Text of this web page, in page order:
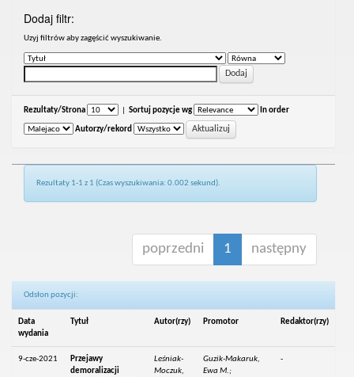
Dodaj filtr:
Uzyj filtrów aby zagęścić wyszukiwanie.
Rezultaty/Strona Sortuj pozycje wg In order
Autorzy/rekord
Rezultaty 1-1 z 1 (Czas wyszukiwania: 0.002 sekund).
poprzedni 1 następny
Odsłon pozycji:
Data
wydania
Tytuł Autor(rzy) Promotor Redaktor(rzy)
9-cze-2021
Przejawy
demoralizacji
Leśniak-
Moczuk,
Guzik-Makaruk,
Ewa M.;
-